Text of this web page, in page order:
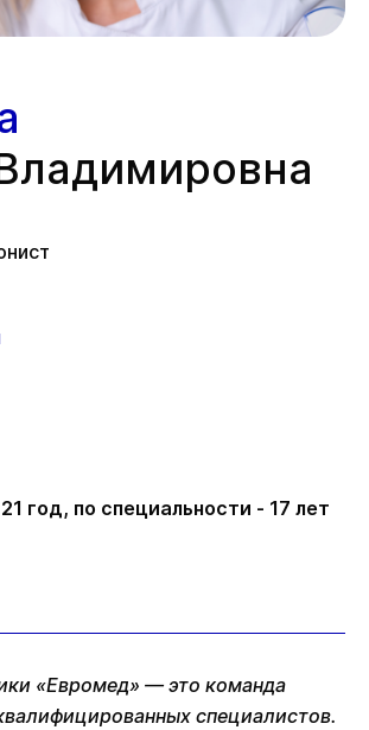
год, по специальности - 17 лет
«Евромед» — это команда
специалистов.